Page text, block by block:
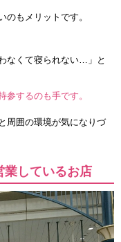
のもメリットです。
なくて寝られない…」と
参するのも手です。
周囲の環境が気になりづ
業しているお店